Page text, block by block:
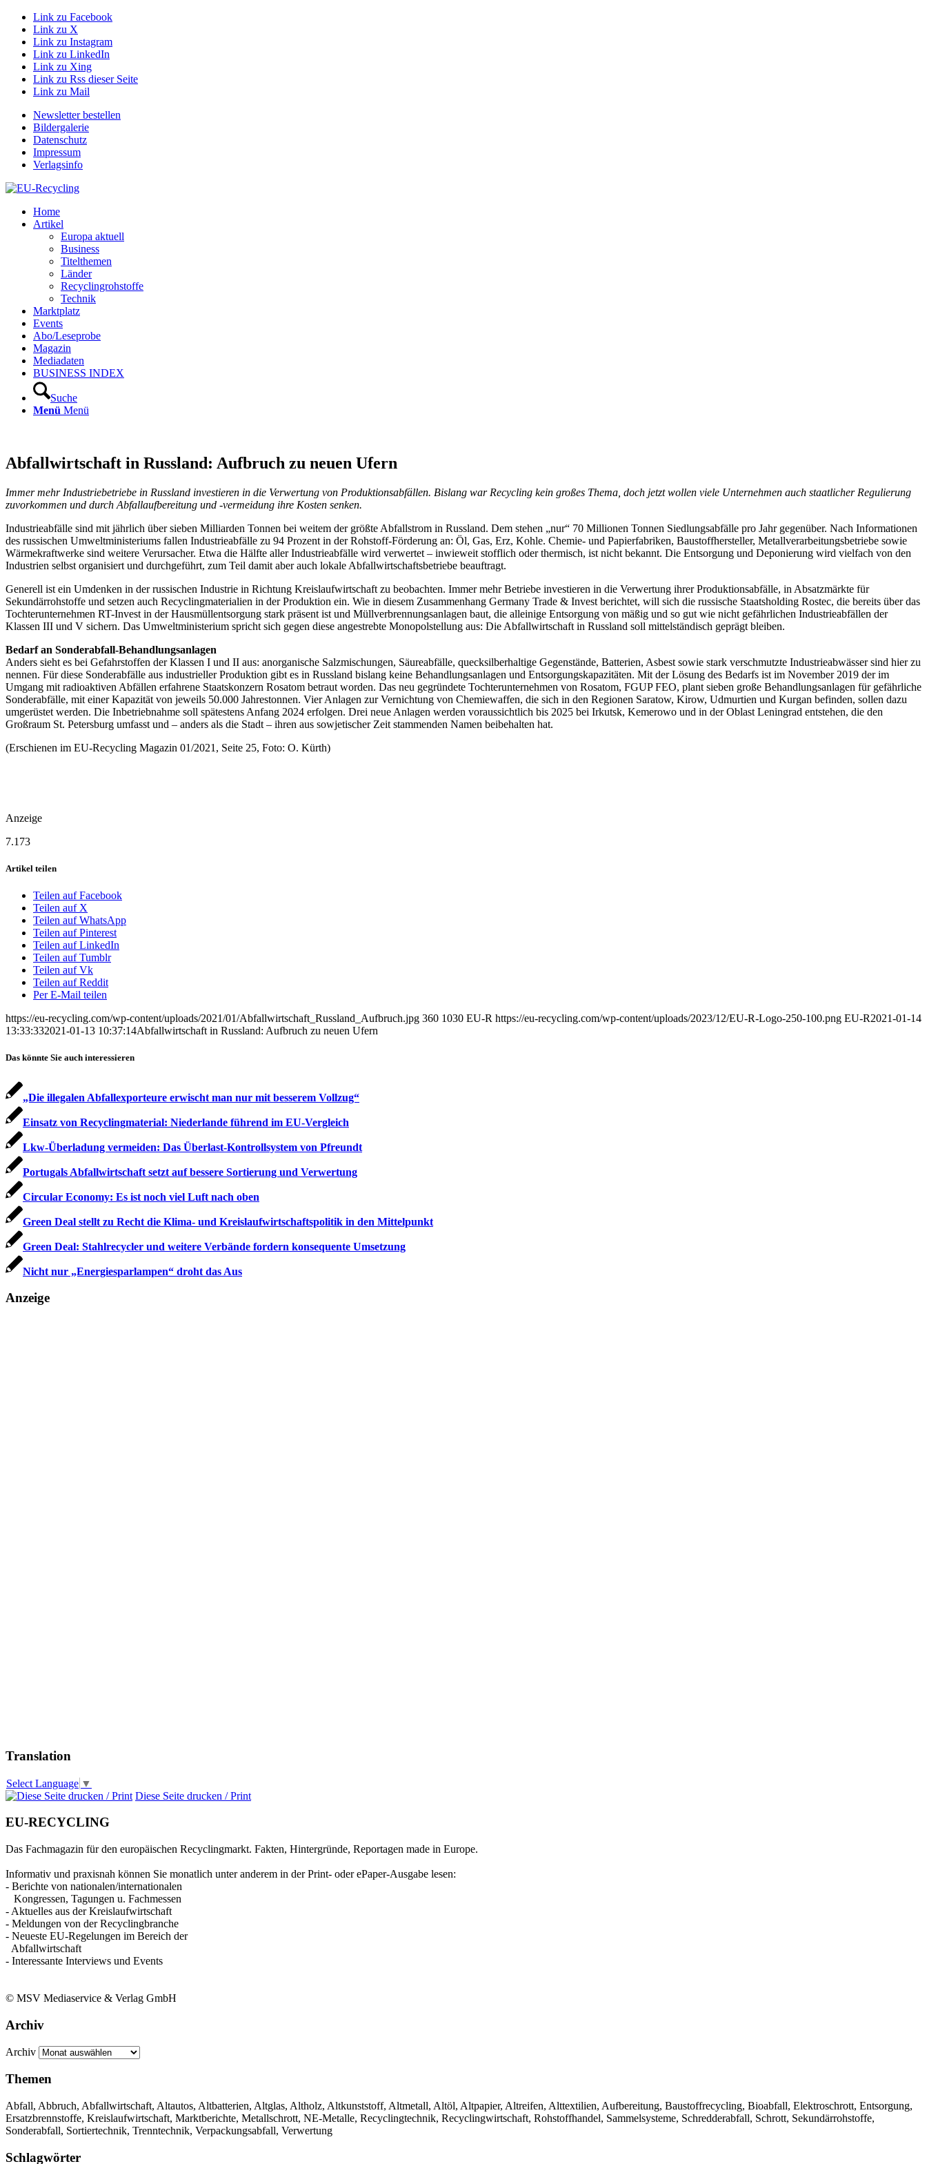
Link zu Facebook
Link zu X
Link zu Instagram
Link zu LinkedIn
Link zu Xing
Link zu Rss dieser Seite
Link zu Mail
Newsletter bestellen
Bildergalerie
Datenschutz
Impressum
Verlagsinfo
Home
Artikel
Europa aktuell
Business
Titelthemen
Länder
Recyclingrohstoffe
Technik
Marktplatz
Events
Abo/Leseprobe
Magazin
Mediadaten
BUSINESS INDEX
Suche
Menü Menü
Abfallwirtschaft in Russland: Aufbruch zu neuen Ufern
Immer mehr Industriebetriebe in Russland investieren in die Verwertung von Produktionsabfällen. Bislang war Recycling kein großes Thema, doch jetzt wollen viele Unternehmen auch staatlicher Regulierung
zuvorkommen und durch Abfallaufbereitung und -vermeidung ihre Kosten senken.
Industrieabfälle sind mit jährlich über sieben Milliarden Tonnen bei weitem der größte Abfallstrom in Russland. Dem stehen „nur“ 70 Millionen Tonnen Siedlungsabfälle pro Jahr gegenüber. Nach Informationen
des russischen Umweltministeriums fallen Industrieabfälle zu 94 Prozent in der Rohstoff-Förderung an: Öl, Gas, Erz, Kohle. Chemie- und Papierfabriken, Baustoffhersteller, Metallverarbeitungsbetriebe sowie
Wärmekraftwerke sind weitere Verursacher. Etwa die Hälfte aller Industrieabfälle wird verwertet – inwieweit stofflich oder thermisch, ist nicht bekannt. Die Entsorgung und Deponierung wird vielfach von den
Industrien selbst organisiert und durchgeführt, zum Teil damit aber auch lokale Abfallwirtschaftsbetriebe beauftragt.
Generell ist ein Umdenken in der russischen Industrie in Richtung Kreislaufwirtschaft zu beobachten. Immer mehr Betriebe investieren in die Verwertung ihrer Produktionsabfälle, in Absatzmärkte für
Sekundärrohstoffe und setzen auch Recyclingmaterialien in der Produktion ein. Wie in diesem Zusammenhang Germany Trade & Invest berichtet, will sich die russische Staatsholding Rostec, die bereits über das
Tochterunternehmen RT-Invest in der Hausmüllentsorgung stark präsent ist und Müllverbrennungsanlagen baut, die alleinige Entsorgung von mäßig und so gut wie nicht gefährlichen Industrieabfällen der
Klassen III und V sichern. Das Umweltministerium spricht sich gegen diese angestrebte Monopolstellung aus: Die Abfallwirtschaft in Russland soll mittelständisch geprägt bleiben.
Bedarf an Sonderabfall-Behandlungsanlagen
Anders sieht es bei Gefahrstoffen der Klassen I und II aus: anorganische Salzmischungen, Säureabfälle, quecksilberhaltige Gegenstände, Batterien, Asbest sowie stark verschmutzte Industrieabwässer sind hier zu
nennen. Für diese Sonderabfälle aus industrieller Produktion gibt es in Russland bislang keine Behandlungsanlagen und Entsorgungskapazitäten. Mit der Lösung des Bedarfs ist im November 2019 der im
Umgang mit radioaktiven Abfällen erfahrene Staatskonzern Rosatom betraut worden. Das neu gegründete Tochterunternehmen von Rosatom, FGUP FEO, plant sieben große Behandlungsanlagen für gefährliche
Sonderabfälle, mit einer Kapazität von jeweils 50.000 Jahrestonnen. Vier Anlagen zur Vernichtung von Chemiewaffen, die sich in den Regionen Saratow, Kirow, Udmurtien und Kurgan befinden, sollen dazu
umgerüstet werden. Die Inbetriebnahme soll spätestens Anfang 2024 erfolgen. Drei neue Anlagen werden voraussichtlich bis 2025 bei Irkutsk, Kemerowo und in der Oblast Leningrad entstehen, die den
Großraum St. Petersburg umfasst und – anders als die Stadt – ihren aus sowjetischer Zeit stammenden Namen beibehalten hat.
(Erschienen im EU-Recycling Magazin 01/2021, Seite 25, Foto: O. Kürth)
Anzeige
7.173
Artikel teilen
Teilen auf Facebook
Teilen auf X
Teilen auf WhatsApp
Teilen auf Pinterest
Teilen auf LinkedIn
Teilen auf Tumblr
Teilen auf Vk
Teilen auf Reddit
Per E-Mail teilen
https://eu-recycling.com/wp-content/uploads/2021/01/Abfallwirtschaft_Russland_Aufbruch.jpg 360 1030 EU-R https://eu-recycling.com/wp-content/uploads/2023/12/EU-R-Logo-250-100.png EU-R2021-01-14
13:33:332021-01-13 10:37:14Abfallwirtschaft in Russland: Aufbruch zu neuen Ufern
Das könnte Sie auch interessieren
„Die illegalen Abfall­­ex­porteure erwischt man nur mit besserem Vollzug“
Einsatz von Recyclingmaterial: Niederlande führend im EU-Vergleich
Lkw-Überladung vermeiden: Das Überlast-Kontrollsystem von Pfreundt
Portugals Abfallwirtschaft setzt auf bessere Sortierung und Verwertung
Circular Economy: Es ist noch viel Luft nach oben
Green Deal stellt zu Recht die Klima- und Kreislaufwirtschaftspolitik in den Mittelpunkt
Green Deal: Stahlrecycler und weitere Verbände fordern konsequente Umsetzung
Nicht nur „Energiesparlampen“ droht das Aus
Anzeige
Translation
Select Language ▼
Diese Seite drucken / Print
EU-RECYCLING
Das Fachmagazin für den europäischen Recyclingmarkt. Fakten, Hintergründe, Reportagen made in Europe.
Informativ und praxisnah können Sie monatlich unter anderem in der Print- oder ePaper-Ausgabe lesen:
- Berichte von nationalen/internationalen
Kongressen, Tagungen u. Fachmessen
- Aktuelles aus der Kreislaufwirtschaft
- Meldungen von der Recyclingbranche
- Neueste EU-Regelungen im Bereich der
Abfallwirtschaft
- Interessante Interviews und Events
© MSV Mediaservice & Verlag GmbH
Archiv
Archiv
Themen
Abfall, Abbruch, Abfallwirtschaft, Altautos, Altbatterien, Altglas, Altholz, Altkunststoff, Altmetall, Altöl, Altpapier, Altreifen, Alttextilien, Aufbereitung, Baustoffrecycling, Bioabfall, Elektroschrott, Entsorgung,
Ersatzbrennstoffe, Kreislaufwirtschaft, Marktberichte, Metallschrott, NE-Metalle, Recyclingtechnik, Recyclingwirtschaft, Rohstoffhandel, Sammelsysteme, Schredderabfall, Schrott, Sekundärrohstoffe,
Sonderabfall, Sortiertechnik, Trenntechnik, Verpackungsabfall, Verwertung
Schlagwörter